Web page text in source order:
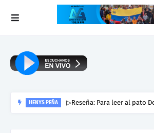
HENYS PEÑA ▷Reseña: Para leer al pato